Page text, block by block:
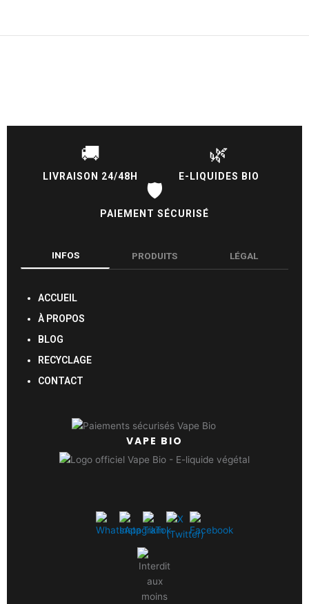
🚚
LIVRAISON 24/48H
🌿
E-LIQUIDES BIO
🛡️
PAIEMENT SÉCURISÉ
INFOS PRODUITS LÉGAL
ACCUEIL
À PROPOS
BLOG
RECYCLAGE
CONTACT
VAPE BIO